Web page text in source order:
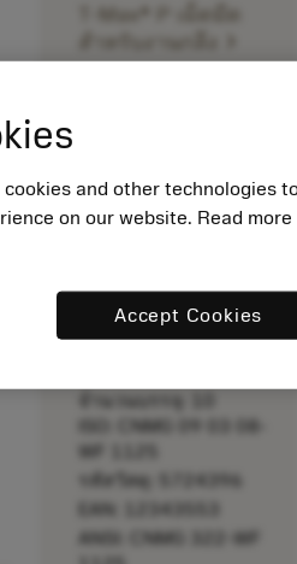
T-Max® P เม็ดมีด
สำหรับงานกลึง
ภายในหนึ่ง
สัปดาห์
ISO: CNMG 09 03 08-
WF 1125
รหัสวัสดุ: 5724396
EAN: 12343553
ANSI: CNMG 322-WF
and other technologies
on our website. Read more
Accept Cookies